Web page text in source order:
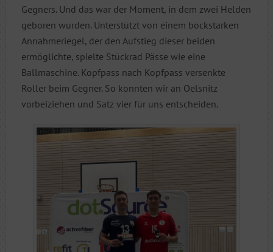
Gegners. Und das war der Moment, in dem zwei Helden
geboren wurden. Unterstützt von einem bockstarken
Annahmeriegel, der den Aufstieg dieser beiden
ermöglichte, spielte Stückrad Pässe wie eine
Ballmaschine. Kopfpass nach Kopfpass versenkte
Roller beim Gegner. So konnten wir an Oelsnitz
vorbeiziehen und Satz vier für uns entscheiden.